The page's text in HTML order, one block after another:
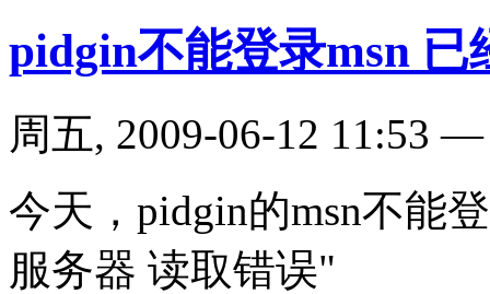
pidgin不能登录msn 已
周五, 2009-06-12 11:53
今天，pidgin的msn不能
服务器 读取错误"